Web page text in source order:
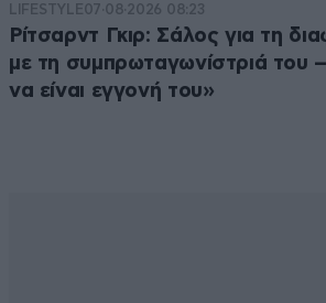
LIFESTYLE07·08·2026 08:23
Ρίτσαρντ Γκιρ: Σάλος για τη
με τη συμπρωταγωνίστριά του
να είναι εγγονή του»